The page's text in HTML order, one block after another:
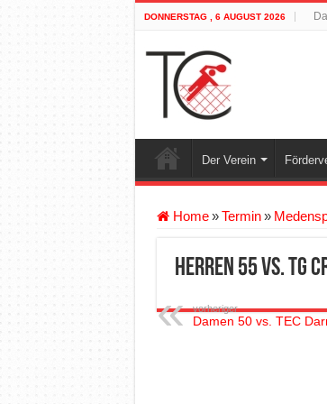
DONNERSTAG , 6 AUGUST 2026
Der Verein
Home » Termin »
Herren 55 vs. TG
vorheriger
Damen 50 vs. TEC